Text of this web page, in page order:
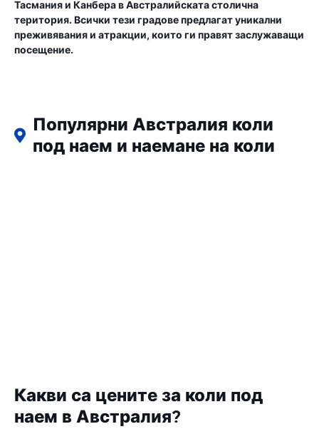
Тасмания и Канбера в Австралийската столична
територия. Всички тези градове предлагат уникални
преживявания и атракции, които ги правят заслужаващи
посещение.
Популярни Австралия коли
под наем и наемане на коли
Какви са цените за коли под
наем в Австралия?